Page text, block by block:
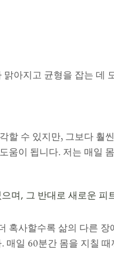
아지고 균형을 잡는 데
할 수 있지만, 그보다 훨
움이 됩니다. 저는 매일
며, 그 반대로 새로운 피
혹사할수록 삶의 다른
일 60분간 몸을 지칠